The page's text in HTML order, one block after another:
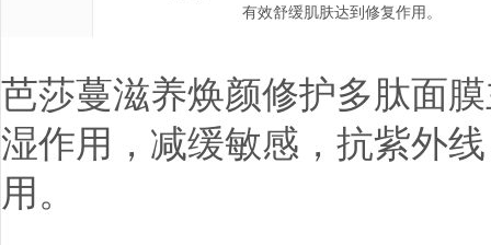
有效舒缓肌肤达到修复作用。
芭莎蔓滋养焕颜修护多肽面
湿作用，减缓敏感，抗紫外
用。